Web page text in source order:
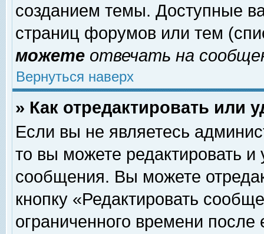
созданием темы. Доступные
страниц форумов или тем
можете отвечать на
Вернуться наверх
» Как отредактировать или
Если вы не являетесь
то вы можете редактировать и
сообщения. Вы можете
кнопку «Редактировать
ограниченного времени